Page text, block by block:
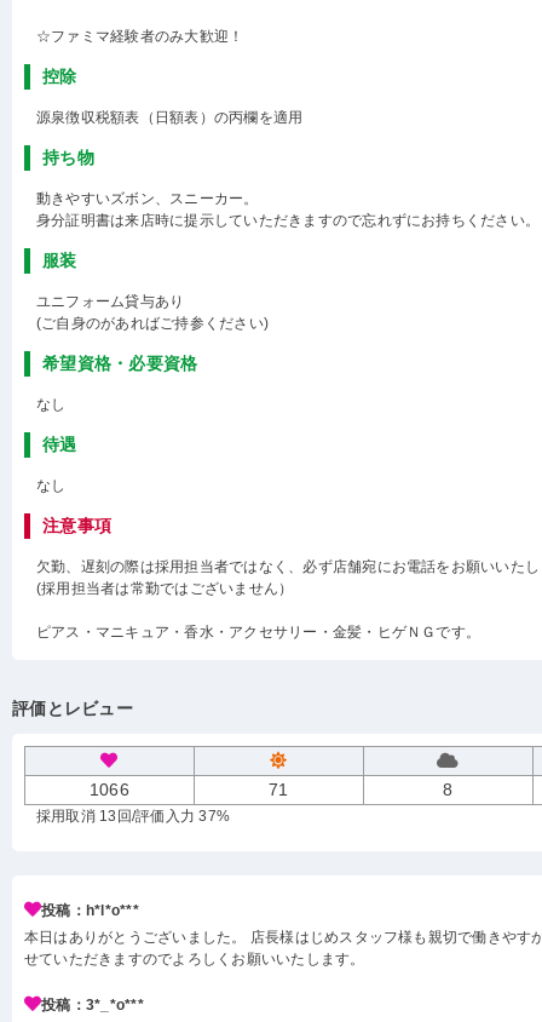
☆ファミマ経験者のみ大歓迎！
控除
源泉徴収税額表（日額表）の丙欄を適用
持ち物
動きやすいズボン、スニーカー。
身分証明書は来店時に提示していただきますので忘れずにお持ちください。
服装
ユニフォーム貸与あり
(ご自身のがあればご持参ください)
希望資格・必要資格
なし
待遇
なし
注意事項
欠勤、遅刻の際は採用担当者ではなく、必ず店舗宛にお電話をお願いいた
(採用担当者は常勤ではございません）
ピアス・マニキュア・香水・アクセサリー・金髪・ヒゲＮＧです。
評価とレビュー
1066 71 8
採用取消 13回/評価入力 37%
投稿：h*l*o***
本日はありがとうございました。 店長様はじめスタッフ様も親切で働きやす
せていただきますのでよろしくお願いいたします。
投稿：3*_*o***